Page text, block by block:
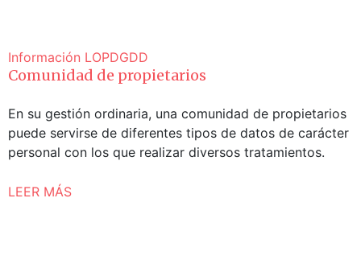
Información LOPDGDD
Comunidad de propietarios
En su gestión ordinaria, una comunidad de propietarios
puede servirse de diferentes tipos de datos de carácter
personal con los que realizar diversos tratamientos.
LEER MÁS